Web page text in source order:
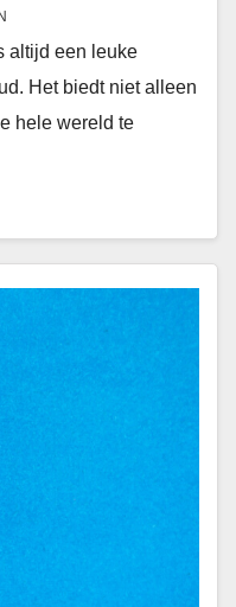
altijd een leuke
Het biedt niet alleen
hele wereld te